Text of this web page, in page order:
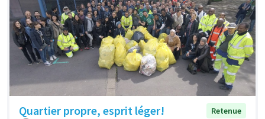
Quartier propre, esprit léger!
Retenue